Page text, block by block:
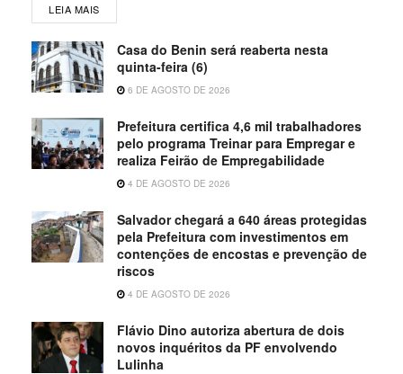
LEIA MAIS
Casa do Benin será reaberta nesta
quinta-feira (6)
6 DE AGOSTO DE 2026
Prefeitura certifica 4,6 mil trabalhadores
pelo programa Treinar para Empregar e
realiza Feirão de Empregabilidade
4 DE AGOSTO DE 2026
Salvador chegará a 640 áreas protegidas
pela Prefeitura com investimentos em
contenções de encostas e prevenção de
riscos
4 DE AGOSTO DE 2026
Flávio Dino autoriza abertura de dois
novos inquéritos da PF envolvendo
Lulinha